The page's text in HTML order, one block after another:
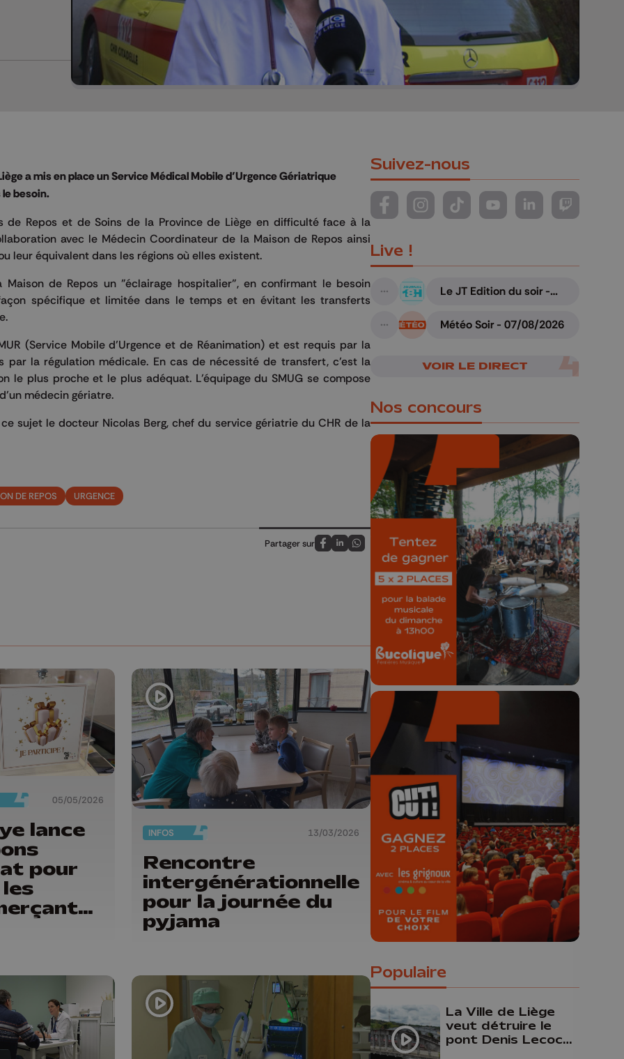
a mis en place un Service Médical Mobile d’Urgence Gériatrique
besoin.
de Repos et de Soins de la Province de Liège en difficulté face à la
avec le Médecin Coordinateur de la Maison de Repos ainsi
leur équivalent dans les régions où elles existent.
de Repos un "éclairage hospitalier", en confirmant le besoin
spécifique et limitée dans le temps et en évitant les transferts
(Service Mobile d’Urgence et de Réanimation) et est requis par la
la régulation médicale. En cas de nécessité de transfert, c’est la
le plus proche et le plus adéquat. L’équipage du SMUG se compose
médecin gériatre.
sujet le docteur Nicolas Berg, chef du service gériatrie du CHR de la
DE REPOS URGENCE
Partager sur
Partagez sur FaceBook
Partagez sur LinkedIn
Partagez sur Whatsapp
05/05/2026
lance
pour
INFOS 13/03/2026
Rencontre
intergénérationnelle
pour la journée du
pyjama
Suivez-nous
Suivez-nous sur FaceBook
Suivez-nous sur Instagram
Suivez-nous sur TikTok
Suivez-nous sur YouTube
Suivez-nous sur
Suivez-
Live !
A suivre
Le JT Edition du soir -
A suivre
Météo Soir - 07/08/2026
VOIR LE DIRECT
Nos concours
🎁 Gagnez 5x2
places pour le
Bucolique Ferrières
Festival 🌿🎶
Concours valable jusqu'au 9 août,
23h59.
🎬 Concours CUT x
Les Grignoux ✨
Concours permanent - 2 places à
gagner chaque semaine !
Populaire
La Ville de Liège
veut détruire le
pont Denis Lecocq